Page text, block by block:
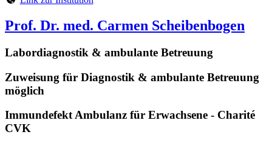
Prof. Dr. med. Carmen Scheibenbogen
Labordiagnostik & ambulante Betreuung
Zuweisung für Diagnostik & ambulante Betreuung
möglich
Immundefekt Ambulanz für Erwachsene - Charité
CVK